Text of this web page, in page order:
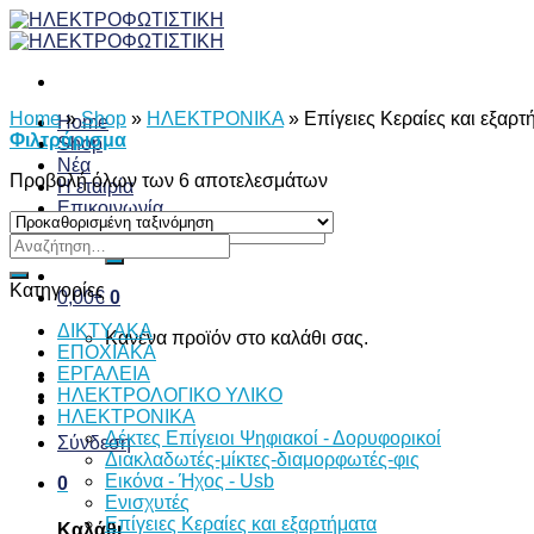
Skip
to
Home
Shop
Νέα
Η εταιρία
Επικοινωνία
Αναζήτηση
για:
0,00€ 0
Κανένα προϊόν στο καλάθι σας.
Σύνδεση
0
Home » Shop » ΗΛΕΚΤΡΟΝΙΚΑ » Επίγειες Κεραίες και
Φιλτράρισμα
Προβολή όλων των 6 αποτελεσμάτων
Αναζήτηση
για:
Κατηγορίες
ΔΙKTΥAKA
ΕΠΟΧΙΑΚΑ
ΕΡΓΑΛΕΙΑ
ΗΛΕΚΤΡΟΛΟΓΙΚΟ ΥΛΙΚΟ
ΗΛΕΚΤΡΟΝΙΚΑ
Δέκτες Επίγειοι Ψηφιακοί - Δορυφορικοί
Διακλαδωτές-μίκτες-διαμορφωτές-φις
Εικόνα - Ήχος - Usb
Ενισχυτές
Επίγειες Κεραίες και εξαρτήματα